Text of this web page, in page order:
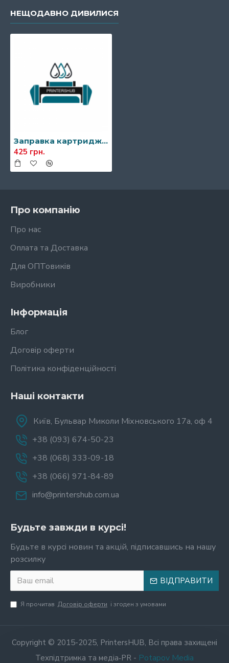
НЕЩОДАВНО ДИВИЛИСЯ
Заправка картриджа Xerox 106R01370/106R01371
425 грн.
Про компанію
Про нас
Оплата та Доставка
Для ОПТовиків
Виробники
Інформація
Блог
Договір оферти
Політика конфіденційності
Наші контакти
Київ, Бульвар Миколи Міхновського 17а, оф 4
+38 (093) 674-50-23
+38 (068) 333-09-18
+38 (066) 971-84-89
info@printershub.com.ua
Будьте завжди в курсі!
Будьте в курсі новин та акцій, підписавшись на нашу
розсилку
ВІДПРАВИТИ
Я прочитав Договір оферти і згоден з умовами
Copyright © 2015-2025, PrintersHUB, Всі права захищені
Техпідтримка та медіа‑PR - Potapov Media